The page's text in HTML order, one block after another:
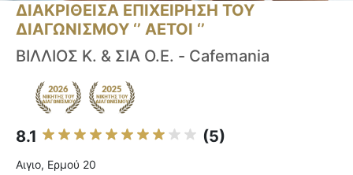
ΔΙΑΚΡΙΘΕΙΣΑ ΕΠΙΧΕΙΡΗΣΗ ΤΟΥ
ΔΙΑΓΩΝΙΣΜΟΥ ‘’ ΑΕΤΟΙ ‘’
ΒΙΛΛΙΟΣ Κ. & ΣΙΑ Ο.Ε. - Cafemania
8.1 (5)
Αιγιο, Ερμού 20